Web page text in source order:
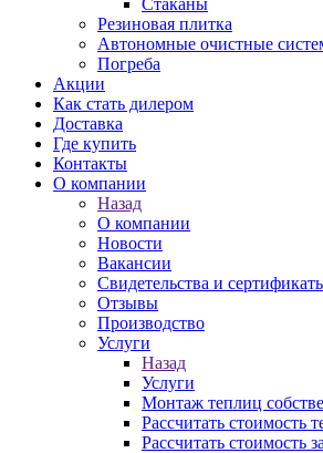
Стаканы
Резиновая плитка
Автономные очистные
Погреба
Акции
Как стать дилером
Доставка
Где купить
Контакты
О компании
Назад
О компании
Новости
Вакансии
Свидетельства и
Отзывы
Производство
Услуги
Назад
Услуги
Монтаж теплиц
Рассчитать стоимость
Рассчитать стоимость